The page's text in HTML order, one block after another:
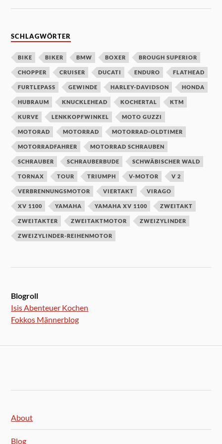
SCHLAGWÖRTER
BIKE BIKER BMW BOXER BROUGH SUPERIOR
CHOPPER CRUISER DUCATI ENDURO FLATHEAD
FURTLEPASS GEWINDE HARLEY-DAVIDSON HONDA
HUBRAUM KNUCKLEHEAD KOCHERTAL KTM
KURVE LENKKOPFWINKEL MOTO GUZZI
MOTORAD MOTORRAD MOTORRAD-OLDTIMER
MOTORRADFAHRER MOTORRAD SCHRAUBEN
SCHRAUBER SCHRAUBERBUDE SCHWÄBISCHER WALD
TORNAX TOUR TRIUMPH V-MOTOR V 2
VERBRENNUNGSMOTOR VIERTAKT VIRAGO
XV 1100 YAMAHA YAMAHA XV 1100 ZWEITAKT
ZWEITAKTER ZWEITAKTMOTOR ZWEIZYLINDER
ZWEIZYLINDER-REIHENMOTOR
Blogroll
Isis Abenteuer Kochen
Fokkos Männerblog
About
Blog